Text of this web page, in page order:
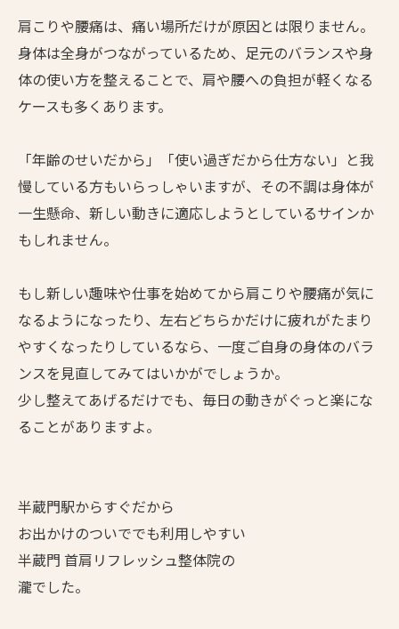
肩こりや腰痛は、痛い場所だけが原因とは限りません。
身体は全身がつながっているため、足元のバランスや身
体の使い方を整えることで、肩や腰への負担が軽くなる
ケースも多くあります。
「年齢のせいだから」「使い過ぎだから仕方ない」と我
慢している方もいらっしゃいますが、その不調は身体が
一生懸命、新しい動きに適応しようとしているサインか
もしれません。
もし新しい趣味や仕事を始めてから肩こりや腰痛が気に
なるようになったり、左右どちらかだけに疲れがたまり
やすくなったりしているなら、一度ご自身の身体のバラ
ンスを見直してみてはいかがでしょうか。
少し整えてあげるだけでも、毎日の動きがぐっと楽にな
ることがありますよ。
半蔵門駅からすぐだから
お出かけのついででも利用しやすい
半蔵門 首肩リフレッシュ整体院の
瀧でした。